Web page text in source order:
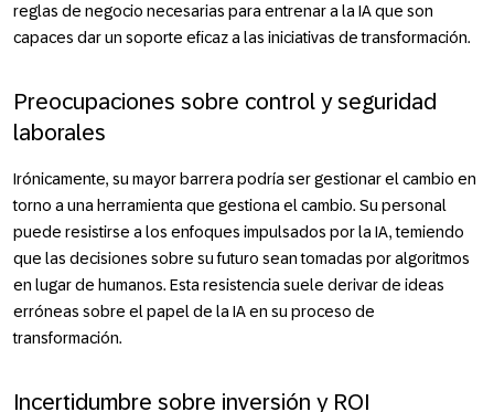
reglas de negocio necesarias para entrenar a la IA que son
capaces dar un soporte eficaz a las iniciativas de transformación.
Preocupaciones sobre control y seguridad
laborales
Irónicamente, su mayor barrera podría ser gestionar el cambio en
torno a una herramienta que gestiona el cambio. Su personal
puede resistirse a los enfoques impulsados por la IA, temiendo
que las decisiones sobre su futuro sean tomadas por algoritmos
en lugar de humanos. Esta resistencia suele derivar de ideas
erróneas sobre el papel de la IA en su proceso de
transformación.
Incertidumbre sobre inversión y ROI